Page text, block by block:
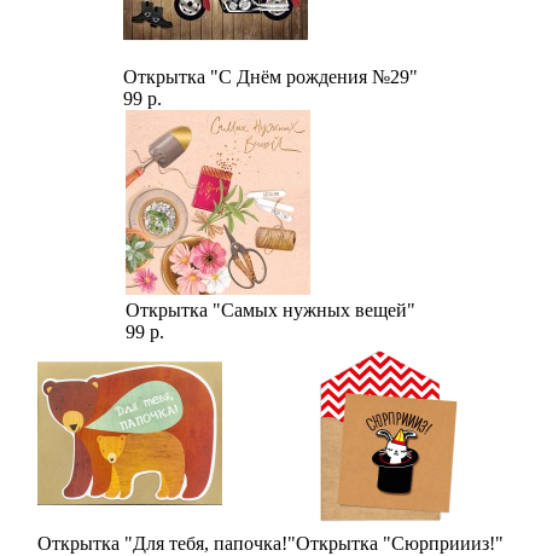
Открытка "С Днём рождения №29"
99 р.
Открытка "Самых нужных вещей"
99 р.
Открытка "Для тебя, папочка!"Открытка "Сюрприииз!"